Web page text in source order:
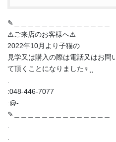
✎︎＿＿＿＿＿＿＿＿＿＿＿＿＿＿
⚠️ご来店のお客様へ⚠️
2022年10月より子猫の
見学又は購入の際は電話又はお問
て頂くことになりました‍♀️⸒⸒
.
:048-446-7077
:@-.
✎︎＿＿＿＿＿＿＿＿＿＿＿＿＿＿
.
.